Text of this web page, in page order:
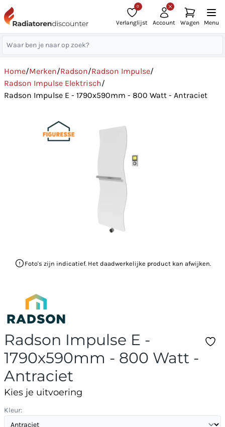
0
Verlanglijst Account Wagen Menu
Home/Merken/Radson/Radson Impulse/
Radson Impulse Elektrisch/
Radson Impulse E - 1790x590mm - 800 Watt - Antraciet
Foto's zijn indicatief. Het daadwerkelijke product kan afwijken.
Radson Impulse E -
1790x590mm - 800 Watt -
Antraciet
Kies je uitvoering
Kleur: